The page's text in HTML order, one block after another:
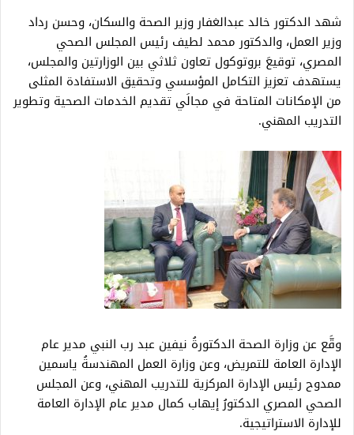
شهد الدكتور خالد عبدالغفار وزير الصحة والسكان، وحسن رداد
وزير العمل، والدكتور محمد لطيف رئيس المجلس الصحي
المصري، توقيعَ بروتوكول تعاون ثلاثي بين الوزارتين والمجلس،
يستهدف تعزيز التكامل المؤسسي وتحقيق الاستفادة المثلى
من الإمكانات المتاحة في مجالَي تقديم الخدمات الصحية وتطوير
التدريب المهني.
وقَّع عن وزارة الصحة الدكتورةُ نيفين عبد رب النبي مدير عام
الإدارة العامة للتمريض، وعن وزارة العمل المهندسةُ ياسمين
ممدوح رئيس الإدارة المركزية للتدريب المهني، وعن المجلس
الصحي المصري الدكتورُ إيهاب كمال مدير عام الإدارة العامة
للإدارة الاستراتيجية.